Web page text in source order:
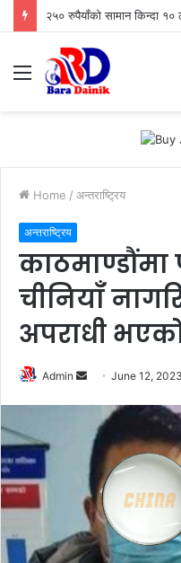
२५० रुपैयाँको सामान किन्दा १०
Menu
Home / अन्तराष्ट्रिय
अन्तराष्ट्रिय
काठमाण्डौंमा
चीनियाँ
अपराधी
Admin
d
a
e
m
a
June 12, 2023